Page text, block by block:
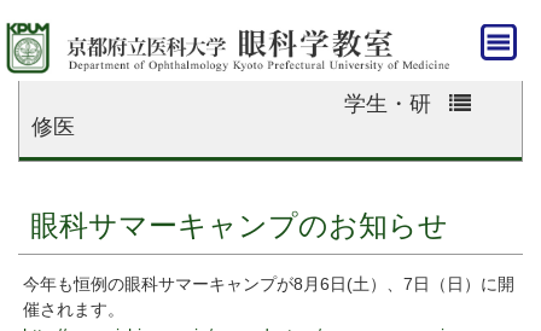
学生・研
修医
眼科サマーキャンプのお知らせ
今年も恒例の眼科サマーキャンプが8月6日(土）、7日（日）に開
催されます。